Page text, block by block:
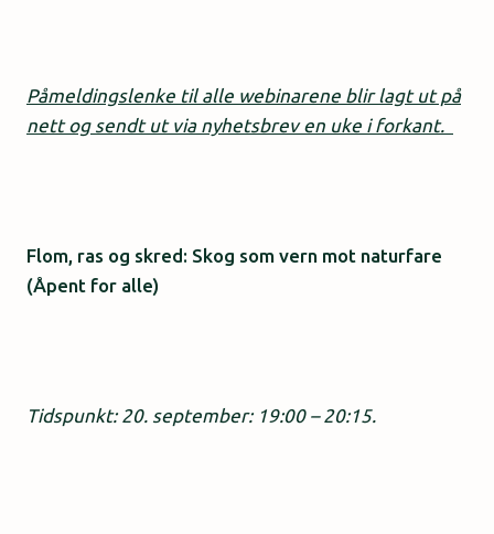
Påmeldingslenke til alle webinarene blir lagt ut på
nett og sendt ut via nyhetsbrev en uke i forkant.
Flom, ras og skred: Skog som vern mot naturfare
(Åpent for alle)
Tidspunkt: 20. september: 19:00 – 20:15.